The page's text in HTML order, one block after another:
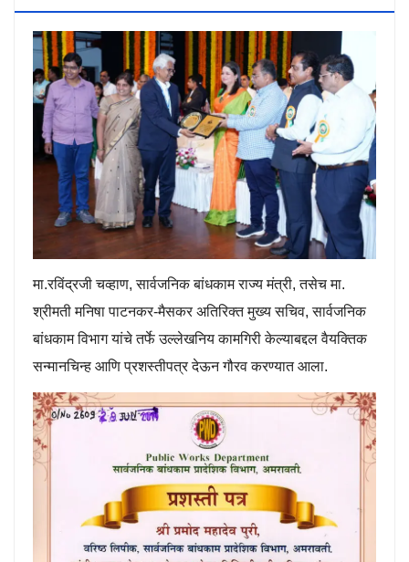
मा.रविंद्रजी चव्हाण, सार्वजनिक बांधकाम राज्य मंत्री, तसेच मा.
श्रीमती मनिषा पाटनकर-मैसकर अतिरिक्त मुख्य सचिव, सार्वजनिक
बांधकाम विभाग यांचे तर्फे उल्लेखनिय कामगिरी केल्याबद्दल वैयक्तिक
सन्मानचिन्ह आणि प्रशस्तीपत्र देऊन गौरव करण्यात आला.